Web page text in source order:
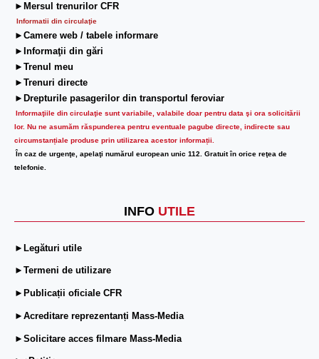
►Mersul trenurilor CFR
Informatii din circulaţie
►Camere web / tabele informare
►Informaţii din gări
►Trenul meu
►Trenuri directe
►Drepturile pasagerilor din transportul feroviar
Informaţiile din circulaţie sunt variabile, valabile doar pentru data şi ora solicitării
lor. Nu ne asumăm răspunderea pentru eventuale pagube directe, indirecte sau
circumstanțiale produse prin utilizarea acestor informații.
În caz de urgenţe, apelaţi numărul european unic 112. Gratuit în orice reţea de
telefonie.
INFO UTILE
►Legături utile
►Termeni de utilizare
►Publicații oficiale CFR
►Acreditare reprezentanți Mass-Media
►Solicitare acces filmare Mass-Media